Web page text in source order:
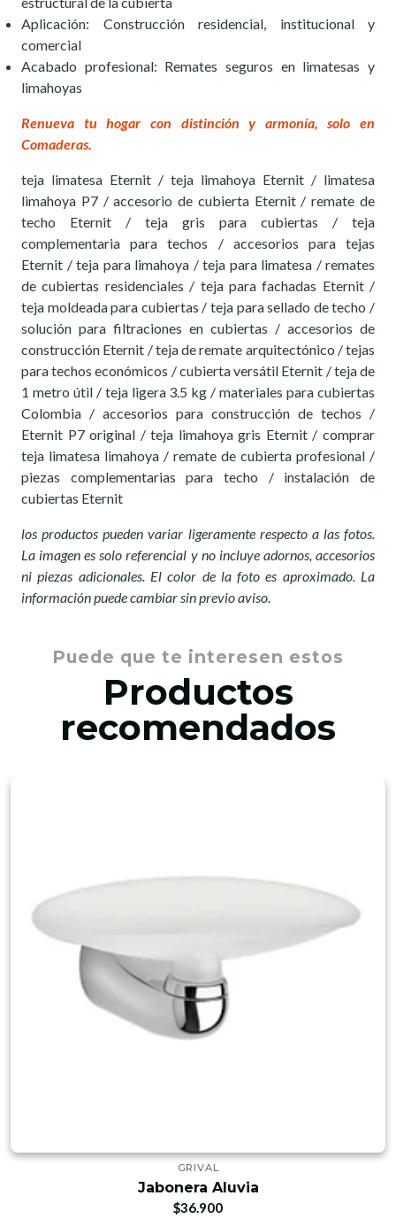
Aplicación: Construcción residencial, institucional y
comercial
Acabado profesional: Remates seguros en limatesas y
limahoyas
Renueva tu hogar con distinción y armonía, solo en
Comaderas.
teja limatesa Eternit / teja limahoya Eternit / limatesa
limahoya P7 / accesorio de cubierta Eternit / remate de
techo Eternit / teja gris para cubiertas / teja
complementaria para techos / accesorios para tejas
Eternit / teja para limahoya / teja para limatesa / remates
de cubiertas residenciales / teja para fachadas Eternit /
teja moldeada para cubiertas / teja para sellado de techo /
solución para filtraciones en cubiertas / accesorios de
construcción Eternit / teja de remate arquitectónico / tejas
para techos económicos / cubierta versátil Eternit / teja de
1 metro útil / teja ligera 3.5 kg / materiales para cubiertas
Colombia / accesorios para construcción de techos /
Eternit P7 original / teja limahoya gris Eternit / comprar
teja limatesa limahoya / remate de cubierta profesional /
piezas complementarias para techo / instalación de
cubiertas Eternit
los productos pueden variar ligeramente respecto a las fotos.
La imagen es solo referencial y no incluye adornos, accesorios
ni piezas adicionales. El color de la foto es aproximado. La
información puede cambiar sin previo aviso.
Puede que te interesen estos
Productos
recomendados
GRIVAL
Jabonera Aluvia
$36.900